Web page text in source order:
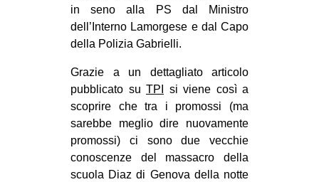
SPORT POPOLARE
MOVIMENTI
ANTIFASCISMO
DIRITTO ALL’ABITARE
MIGRAZIONI
in seno alla PS dal Ministro
dell’Interno Lamorgese e dal Capo
della Polizia Gabrielli.
Grazie a un dettagliato articolo
pubblicato su TPI
si viene così a
scoprire che tra i promossi (ma
sarebbe meglio dire nuovamente
promossi) ci sono due vecchie
conoscenze del massacro della
scuola Diaz di Genova della notte